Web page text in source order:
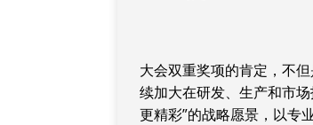
大会双重奖项的肯定，不
续加大在研发、生产和市
更精彩”的战略愿景，以专